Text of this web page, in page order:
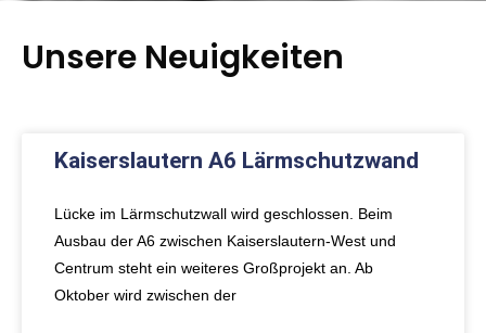
Unsere Neuigkeiten
Kaiserslautern A6 Lärmschutzwand
Lücke im Lärmschutzwall wird geschlossen. Beim
Ausbau der A6 zwischen Kaiserslautern-West und
Centrum steht ein weiteres Großprojekt an. Ab
Oktober wird zwischen der